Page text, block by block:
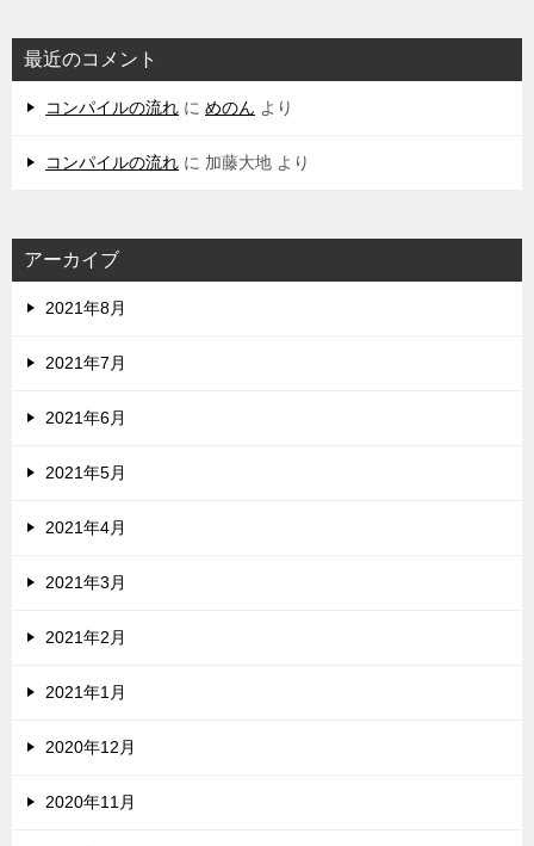
最近のコメント
コンパイルの流れ に めのん より
コンパイルの流れ に 加藤大地 より
アーカイブ
2021年8月
2021年7月
2021年6月
2021年5月
2021年4月
2021年3月
2021年2月
2021年1月
2020年12月
2020年11月